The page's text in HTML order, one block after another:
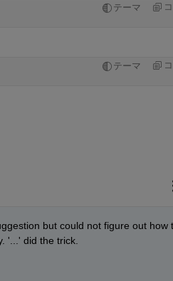
テーマ
テーマ
but could not figure out how
'...' did the trick.